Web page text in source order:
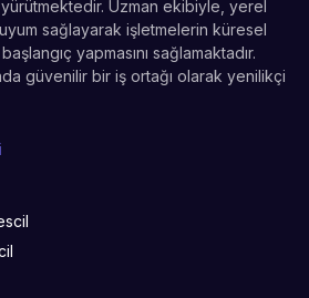
Uzman ekibiyle, yerel
sağlayarak işletmelerin küresel
yapmasını sağlamaktadır.
güvenilir bir iş ortağı olarak yenilikçi